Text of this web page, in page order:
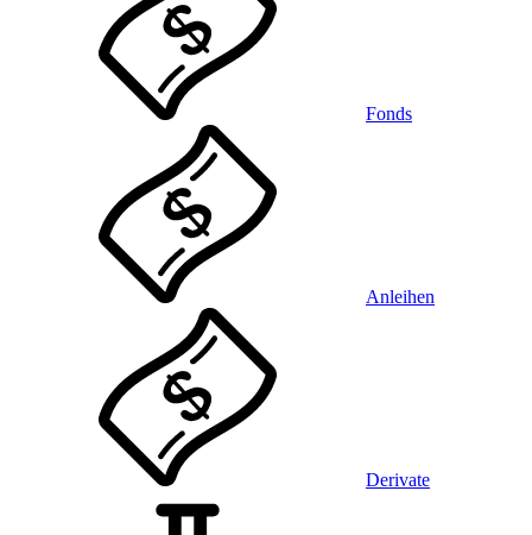
Fonds
Anleihen
Derivate